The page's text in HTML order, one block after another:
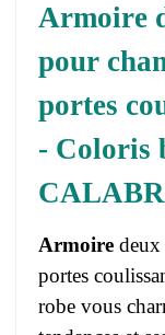
Armoire
pour
portes
- Coloris
Armoire deux
portes
robe vous